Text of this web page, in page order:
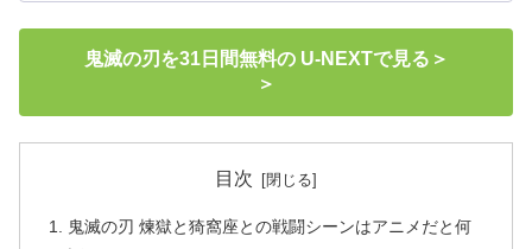
鬼滅の刃を31日間無料の U-NEXTで見る＞
＞
目次
鬼滅の刃 煉獄と猗窩座との戦闘シーンはアニメだと何